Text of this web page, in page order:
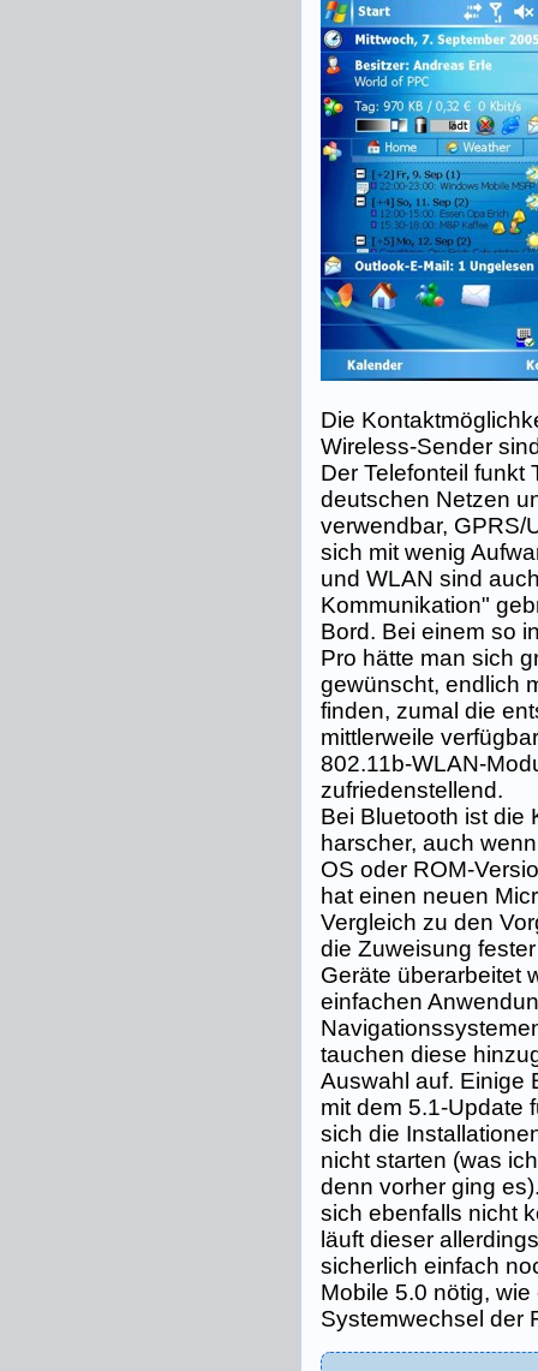
Die
Wireless-Sender
Der Telefonteil funkt
deutschen Netzen
verwendbar, GPRS/
sich mit wenig
und WLAN sind
Kommunikation"
Bord. Bei einem so
Pro hätte man sich
gewünscht, endlich
finden, zumal die
mittlerweile
802.11b-WLAN-
zufriedenstellend.
Bei Bluetooth ist die
harscher, auch
OS oder ROM-
hat einen neuen
Vergleich zu den
die Zuweisung
Geräte überarbeitet
einfachen
tauchen diese
Auswahl auf. Einige
mit dem 5.1-Update
sich die
nicht starten (was
denn vorher ging
sich ebenfalls nicht
läuft dieser
sicherlich einfach
Mobile 5.0 nötig,
Systemwechsel der